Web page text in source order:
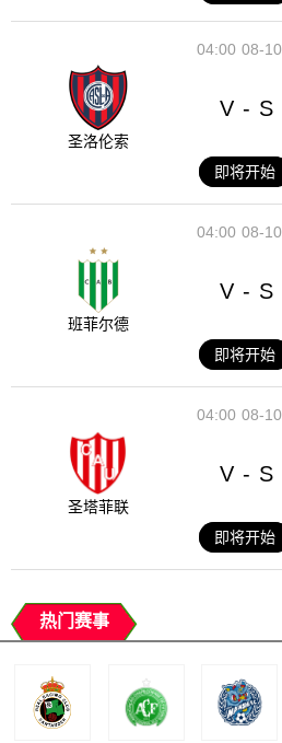
08-10
04:00
圣洛伦索
V - S
即将开始
08-10
04:00
班菲尔德
V - S
即将开始
08-10
04:00
圣塔菲联
V - S
即将开始
热门赛事